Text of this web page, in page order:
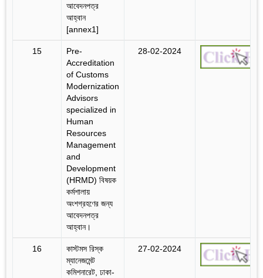
আবেদনপত্র
আহ্বান
[annex1]
15
Pre-
Accreditation
of Customs
Modernization
Advisors
specialized in
Human
Resources
Management
and
Development
(HRMD) বিষয়ক
কর্মশালায়
অংশগ্রহণের জন্য
আবেদনপত্র
আহ্বান।
28-02-2024
16
কাস্টমস রিস্ক
ম্যানেজমেন্ট
কমিশনারেট, ঢাকা-
27-02-2024